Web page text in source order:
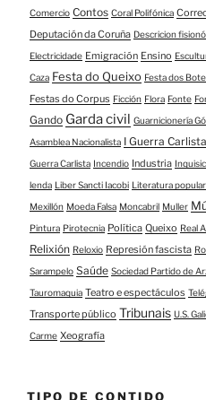
Comercio Contos Coral Polifónica
Deputación da Coruña Descricion
Electricidade Emigración Ensino
Caza Festa do Queixo Festa dos
Festas do Corpus Ficción Flora Fonte
Gando Garda civil Guarnicionería
Asamblea Nacionalista I Guerra Carlista
Guerra Carlista Incendio Industria
lenda Liber Sancti Iacobi Literatura popular
Mexillón Moeda Falsa Moncabril Muller
Pintura Pirotecnia Política Queixo Real
Relixión Reloxio Represión fascista
Sarampelo Saúde Sociedad Partido de
Tauromaquia Teatro e espectáculos
Transporte público Tribunais U.S.
Carme Xeografía
TIPO DE CONTIDO